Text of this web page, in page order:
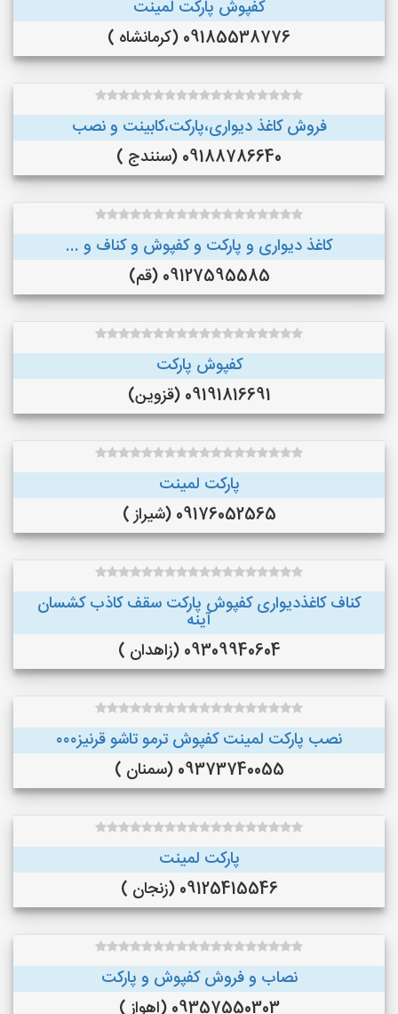
کفپوش پارکت لمینت
09185538776 (کرمانشاه )
فروش کاغذ دیواری،پارکت،کابینت و نصب
09188786640 (سنندج )
کاغذ دیواری و پارکت و کفپوش و کناف و ...
09127595585 (قم)
کفپوش پارکت
09191816691 (قزوین)
پارکت لمینت
09176052565 (شیراز )
کناف کاغذدیواری کفپوش پارکت سقف کاذب کشسان
آینه
09309940604 (زاهدان )
نصب پارکت لمینت کفپوش ترمو تاشو قرنیز۰۰۰
09373740055 (سمنان )
پارکت لمینت
09125415546 (زنجان )
نصاب و فروش کفپوش و پارکت
09357550303 (اهواز )